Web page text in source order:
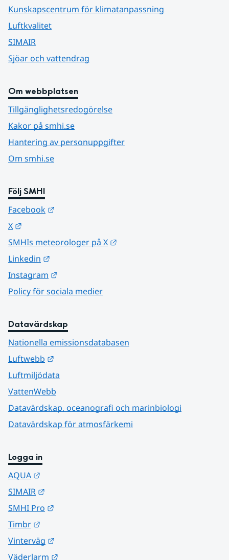
Kunskapscentrum för klimatanpassning
Luftkvalitet
SIMAIR
Sjöar och vattendrag
Om webbplatsen
Tillgänglighetsredogörelse
Kakor på smhi.se
Hantering av personuppgifter
Om smhi.se
Följ SMHI
Facebook
X
SMHIs meteorologer på X
Linkedin
Instagram
Policy för sociala medier
Datavärdskap
Nationella emissionsdatabasen
Luftwebb
Luftmiljödata
VattenWebb
Datavärdskap, oceanografi och marinbiologi
Datavärdskap för atmosfärkemi
Logga in
AQUA
SIMAIR
SMHI Pro
Timbr
Vinterväg
Väderlarm